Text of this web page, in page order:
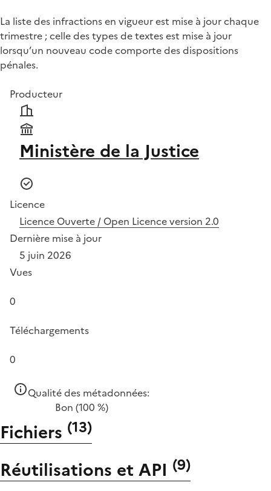
La liste des infractions en vigueur est mise à jour chaque
trimestre ; celle des types de textes est mise à jour
lorsqu’un nouveau code comporte des dispositions
pénales.
Producteur
Ministère de la Justice
Licence
Licence Ouverte / Open Licence version 2.0
Dernière mise à jour
5 juin 2026
Vues
0
Téléchargements
0
Qualité des métadonnées:
Bon (100 %)
Fichiers (13)
Réutilisations et API (9)